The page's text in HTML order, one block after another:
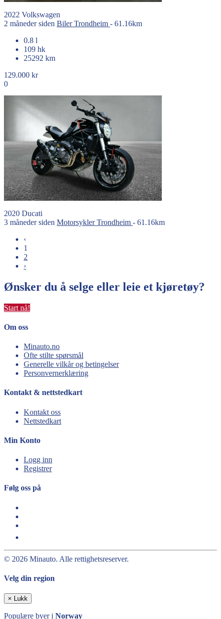
2022 Volkswagen
2 måneder siden BilerTrondheim - 61.16km
0.8 l
109 hk
25292 km
129.000 kr
0
2020 Ducati
3 måneder siden MotorsyklerTrondheim - 61.16km
‹
1
2
›
Ønsker du å selge eller leie et kjøretøy?
Start nå!
Om oss
Minauto.no
Ofte stilte spørsmål
Generelle vilkår og betingelser
Personvernerklæring
Kontakt & nettstedkart
Kontakt oss
Nettstedkart
Min Konto
Logg inn
Registrer
Følg oss på
© 2026 Minauto. Alle rettighetsreserver.
Velg din region
× Lukk
Populære byer i Norway